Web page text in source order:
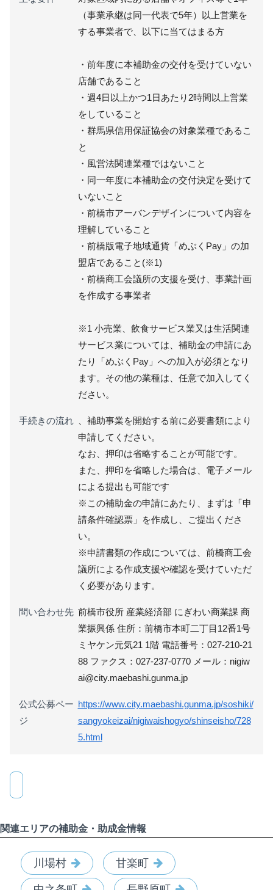
（事業承継は同一代表で5年）以上営業を
する事業者で、以下に当てはまる方
・前年度に本補助金の交付を受けていない
店舗であること
・週4日以上かつ1日あたり2時間以上営業
をしていること
・群馬県信用保証協会の対象業種であるこ
と
・風営法関連業種ではないこと
・同一年度に本補助金の交付決定を受けて
いないこと
・前橋市アーバンデザインについて内容を
理解していること
・前橋版電子地域通貨「めぶくPay」の加
盟店であること(※1)
・前橋商工会議所の支援を受け、事業計画
を作成する事業者
※1 小売業、飲食サービス業又は生活関連
サービス業については、補助金の申請にあ
たり「めぶくPay」への加入が必須となり
ます。その他の業種は、任意で加入してく
ださい。
手続きの流れ
、補助事業を開始する前に必要書類により
申請してください。
なお、押印は省略することが可能です。
また、押印を省略した場合は、電子メール
による提出も可能です
※この補助金の申請にあたり、まずは「申
請条件確認票」を作成し、ご提出くださ
い。
※申請書類の作成については、前橋商工会
議所による作成支援や確認を受けていただ
く必要があります。
問い合わせ先 前橋市役所 産業経済部 にぎわい商業課 商
業振興係 住所：前橋市本町二丁目12番1号
ミヤケン元気21 1階 電話番号：027-210-21
88 ファクス：027-237-0770 メール：nigiw
ai@city.maebashi.gunma.jp
公式公募ペー
ジ
https://www.city.maebashi.gunma.jp/soshiki/
sangyokeizai/nigiwaishogyo/shinseisho/728
5.html
関連エリアの補助金・助成金情報
川場村 甘楽町